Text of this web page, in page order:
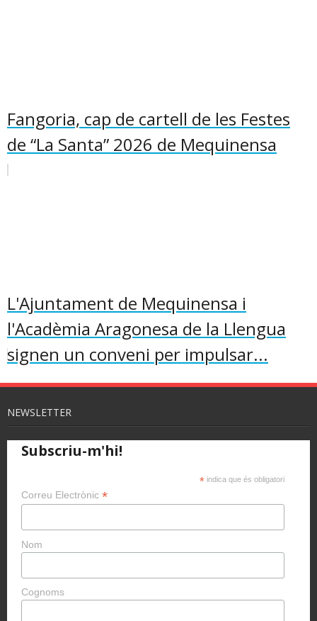
Fangoria, cap de cartell de les Festes
de “La Santa” 2026 de Mequinensa
L'Ajuntament de Mequinensa i
l'Acadèmia Aragonesa de la Llengua
signen un conveni per impulsar...
NEWSLETTER
Subscriu-m'hi!
* indica que és obligatori
Correu Electrònic *
Nom
Cognoms